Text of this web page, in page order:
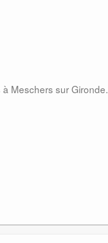
Meschers sur Gironde.